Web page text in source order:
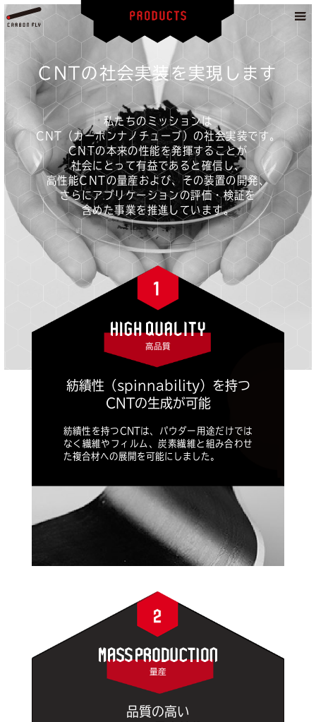
CNTの社会実装を実現します
私たちのミッションは
CNT（カーボンナノチューブ）の社会実装です。
CNTの本来の性能を発揮することが
社会にとって有益であると確信し、
高性能CNTの量産および、その装置の開発、
さらにアプリケーションの評価・検証を
含めた事業を推進しています。
高品質
紡績性（spinnability）を持つ
CNTの生成が可能
紡績性を持つCNTは、パウダー用途だけでは
なく繊維やフィルム、炭素繊維と組み合わせ
た複合材への展開を可能にしました。
量産
品質の高い